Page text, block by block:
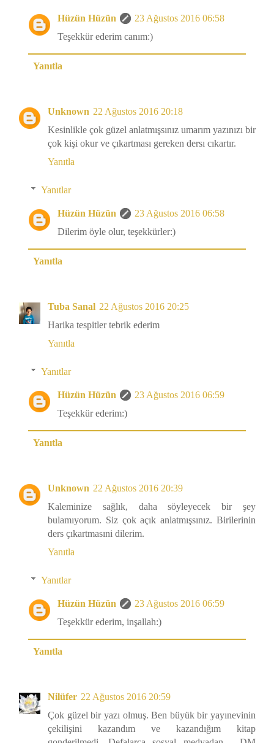
Hüzün Hüzün
23 Ağustos 2016 06:58
Teşekkür ederim canım:)
Yanıtla
Unknown 22 Ağustos 2016 20:18
Kesinlikle çok güzel anlatmışsınız umarım yazınızı bir
çok kişi okur ve çıkartması gereken dersı cıkartır.
Yanıtla
Yanıtlar
Hüzün Hüzün
23 Ağustos 2016 06:58
Dilerim öyle olur, teşekkürler:)
Yanıtla
Tuba Sanal 22 Ağustos 2016 20:25
Harika tespitler tebrik ederim
Yanıtla
Yanıtlar
Hüzün Hüzün
23 Ağustos 2016 06:59
Teşekkür ederim:)
Yanıtla
Unknown 22 Ağustos 2016 20:39
Kaleminize sağlık, daha söyleyecek bir şey
bulamıyorum. Siz çok açık anlatmışsınız. Birilerinin
ders çıkartmasıni dilerim.
Yanıtla
Yanıtlar
Hüzün Hüzün
23 Ağustos 2016 06:59
Teşekkür ederim, inşallah:)
Yanıtla
Nilüfer 22 Ağustos 2016 20:59
Çok güzel bir yazı olmuş. Ben büyük bir yayınevinin
çekilişini kazandım ve kazandığım kitap